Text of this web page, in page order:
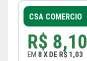
CSA COMERCIO
R$ 8,10
EM 8 X DE R$ 1,03